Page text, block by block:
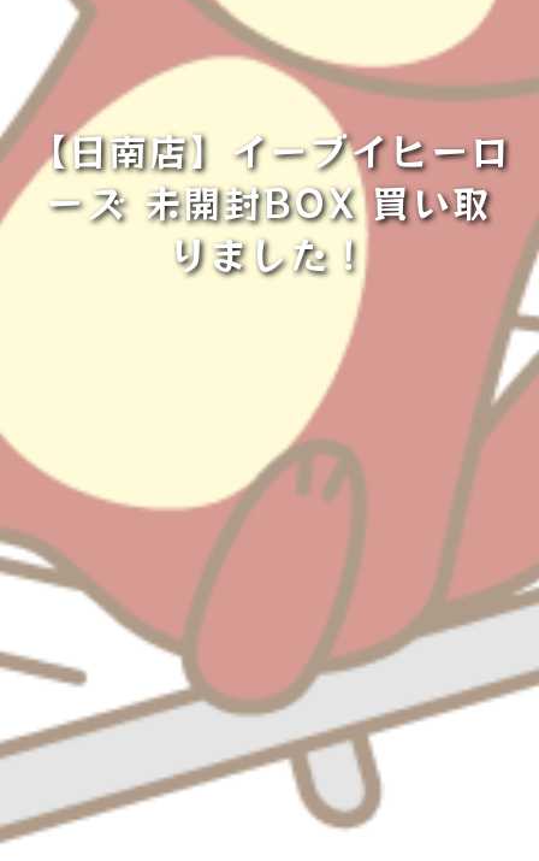
【日南店】イーブイヒーロ
ーズ 未開封BOX 買い取
りました！